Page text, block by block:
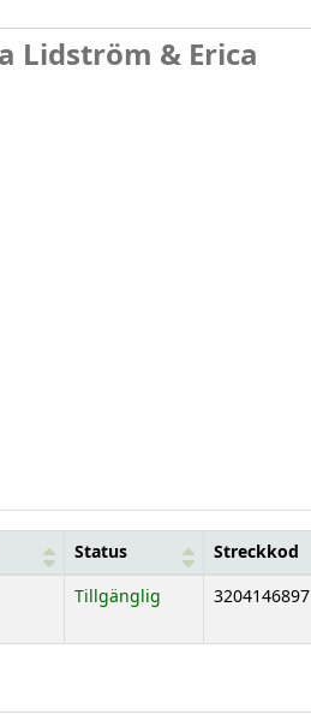
Lidström & Erica
Status Streckkod
Tillgänglig 3204146897